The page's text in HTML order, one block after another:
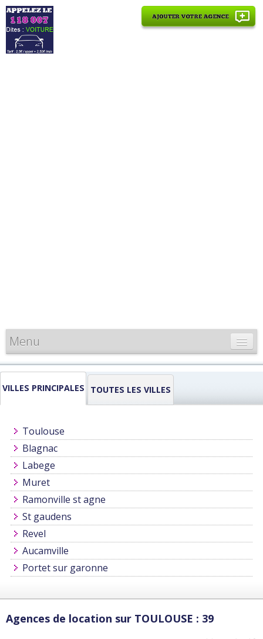
Menu
CARTE DE FRANCE
INFORMATIONS
VILLES PRINCIPALES TOUTES LES VILLES
Toulouse
Blagnac
Labege
Muret
Ramonville st agne
St gaudens
Revel
Aucamville
Portet sur garonne
Agences de location sur TOULOUSE : 39